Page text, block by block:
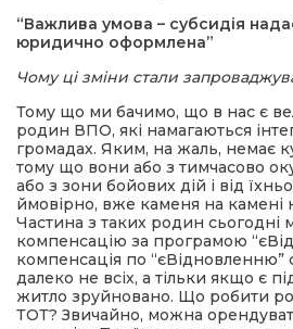
“Важлива умова – субсидія
юридично оформлена”
Чому ці зміни стали
Тому що ми бачимо, що в нас є
родин ВПО, які намагаються
громадах. Яким, на жаль, немає
тому що вони або з тимчасово
або з зони бойових дій і від
ймовірно, вже каменя на камені
Частина з таких родин сьогодні
компенсацію за програмою
компенсація по “єВідновленню”
далеко не всіх, а тільки якщо є
житло зруйновано. Що робити
ТОТ? Звичайно, можна